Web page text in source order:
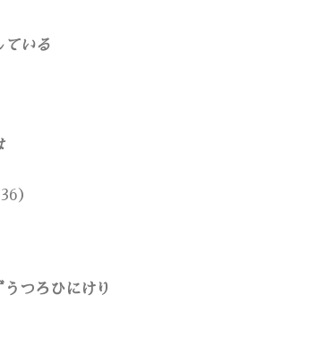
ている
）
つろひにけり